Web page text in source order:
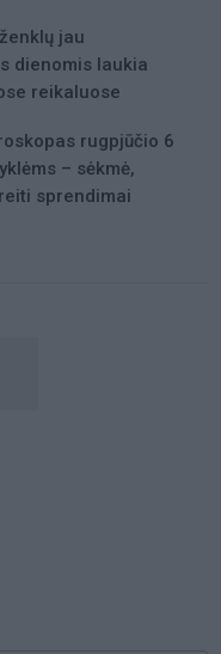
jau
dienomis laukia
reikaluose
rugpjūčio 6
– sėkmė,
sprendimai